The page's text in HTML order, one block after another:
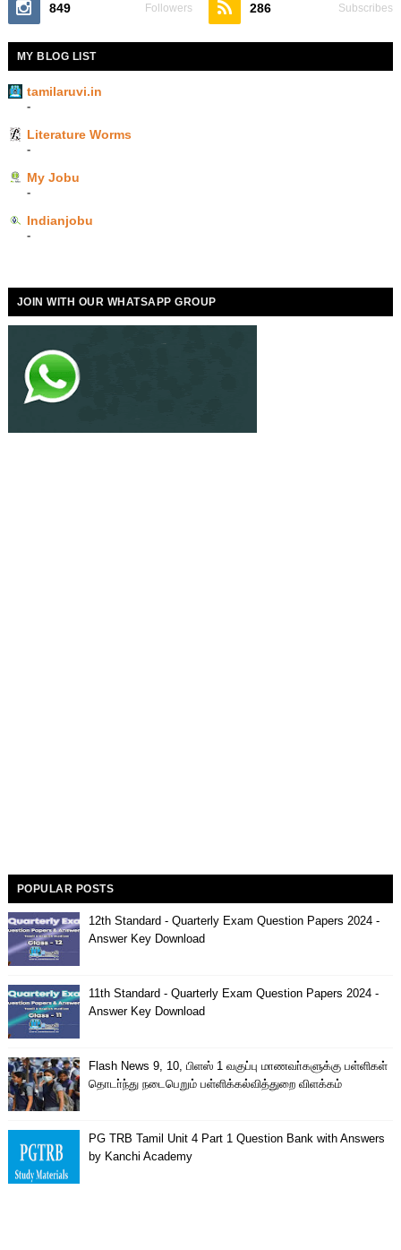
849 Followers 286 Subscribes
MY BLOG LIST
tamilaruvi.in
-
Literature Worms
-
My Jobu
-
Indianjobu
-
JOIN WITH OUR WHATSAPP GROUP
POPULAR POSTS
12th Standard - Quarterly Exam Question Papers 2024 -
Answer Key Download
11th Standard - Quarterly Exam Question Papers 2024 -
Answer Key Download
Flash News 9, 10, பிளஸ் 1 வகுப்பு மாணவா்களுக்கு பள்ளிகள்
தொடா்ந்து நடைபெறும் பள்ளிக்கல்வித்துறை விளக்கம்
PG TRB Tamil Unit 4 Part 1 Question Bank with Answers
by Kanchi Academy